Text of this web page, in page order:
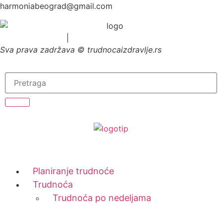
harmoniabeograd@gmail.com
Sva prava zadržava © trudnocaizdravlje.rs
Planiranje trudnoće
Trudnoća
Trudnoća po nedeljama